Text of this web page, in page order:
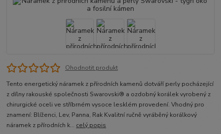
Ohodnotit produkt
Tento energetický náramek z přírodních kamenů dotváří perly pocházející
z dílny rakouské společnosti Swarovski® a ozdobný korálek vyrobený z
chirurgické oceli ve stříbrném vysoce lesklém provedení. Vhodný pro
znamení: Blíženci, Lev, Panna, Rak Kvalitní ručně vyráběný korálkový
náramek z přírodních k... celý popis